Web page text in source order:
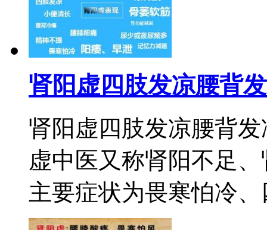
肾阳虚四肢发凉腰背
肾阳虚四肢发凉腰背
虚中医又称肾阳不足
主要症状为畏寒怕冷